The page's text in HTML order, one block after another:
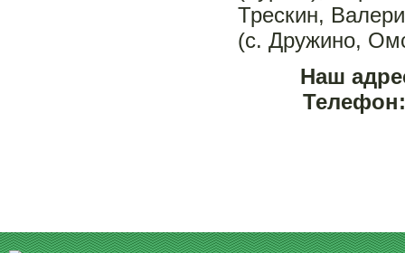
Трескин,
(с. Дружино,
Наш
Телефон: